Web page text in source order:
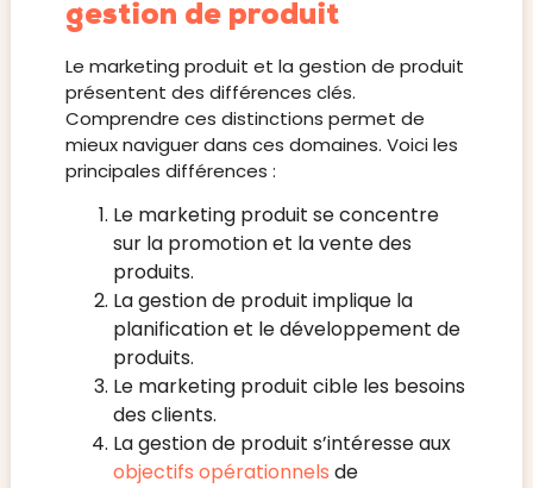
gestion de produit
Le marketing produit et la gestion de produit
présentent des différences clés.
Comprendre ces distinctions permet de
mieux naviguer dans ces domaines. Voici les
principales différences :
Le marketing produit se concentre
sur la promotion et la vente des
produits.
La gestion de produit implique la
planification et le développement de
produits.
Le marketing produit cible les besoins
des clients.
La gestion de produit s’intéresse aux
objectifs opérationnels de